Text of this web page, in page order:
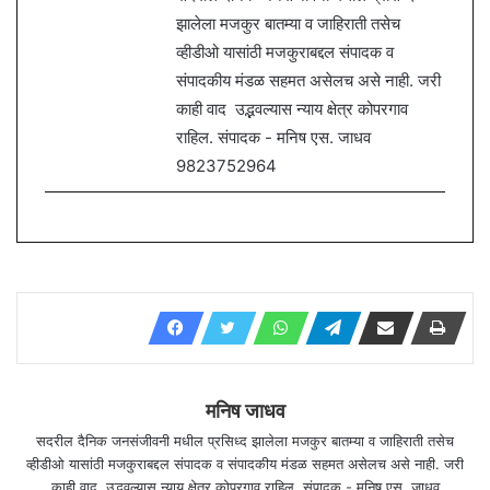
झालेला मजकुर बातम्या व जाहिराती तसेच
व्हीडीओ यासांठी मजकुराबद्दल संपादक व
संपादकीय मंडळ सहमत असेलच असे नाही. जरी
काही वाद उद्भवल्यास न्याय क्षेत्र कोपरगाव
राहिल. संपादक - मनिष एस. जाधव
9823752964
मनिष जाधव
सदरील दैनिक जनसंजीवनी मधील प्रसिध्द झालेला मजकुर बातम्या व जाहिराती तसेच
व्हीडीओ यासांठी मजकुराबद्दल संपादक व संपादकीय मंडळ सहमत असेलच असे नाही. जरी
काही वाद उद्भवल्यास न्याय क्षेत्र कोपरगाव राहिल. संपादक - मनिष एस. जाधव